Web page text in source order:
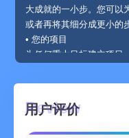
大成就的一小步。您可以
或者再将其细分成更小的
• 您的项目
为任何重大目标建立项目
注，并且可以订定截止日
• 您的区域
将人生的各个不同部分设
让一切井井有条，并让
用户评价